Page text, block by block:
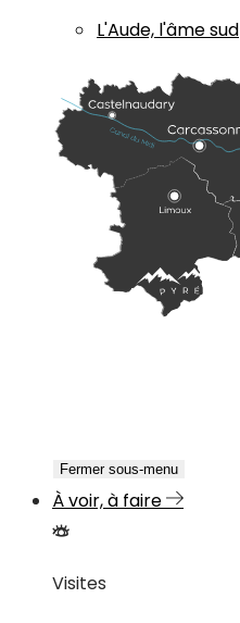
L'Aude, l'âme sud
Fermer sous-menu
À voir, à faire
Visites